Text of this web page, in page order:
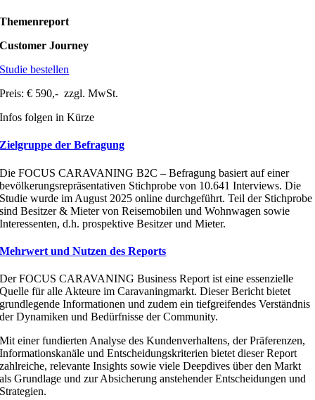
Themenreport
Customer Journey
Studie bestellen
Preis: € 590,- zzgl. MwSt.
Infos folgen in Kürze
Zielgruppe der Befragung
Die FOCUS CARAVANING B2C – Befragung basiert auf einer
bevölkerungsrepräsentativen Stichprobe von 10.641 Interviews. Die
Studie wurde im August 2025 online durchgeführt. Teil der Stichprobe
sind Besitzer & Mieter von Reisemobilen und Wohnwagen sowie
Interessenten, d.h. prospektive Besitzer und Mieter.
Mehrwert und Nutzen des Reports
Der FOCUS CARAVANING Business Report ist eine essenzielle
Quelle für alle Akteure im Caravaningmarkt. Dieser Bericht bietet
grundlegende Informationen und zudem ein tiefgreifendes Verständnis
der Dynamiken und Bedürfnisse der Community.
Mit einer fundierten Analyse des Kundenverhaltens, der Präferenzen,
Informationskanäle und Entscheidungskriterien bietet dieser Report
zahlreiche, relevante Insights sowie viele Deepdives über den Markt
als Grundlage und zur Absicherung anstehender Entscheidungen und
Strategien.